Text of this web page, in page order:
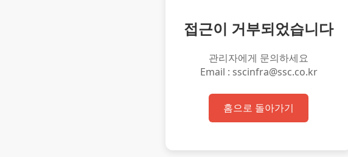
접근이 거부되었습니다
관리자에게 문의하세요
Email : sscinfra@ssc.co.kr
홈으로 돌아가기